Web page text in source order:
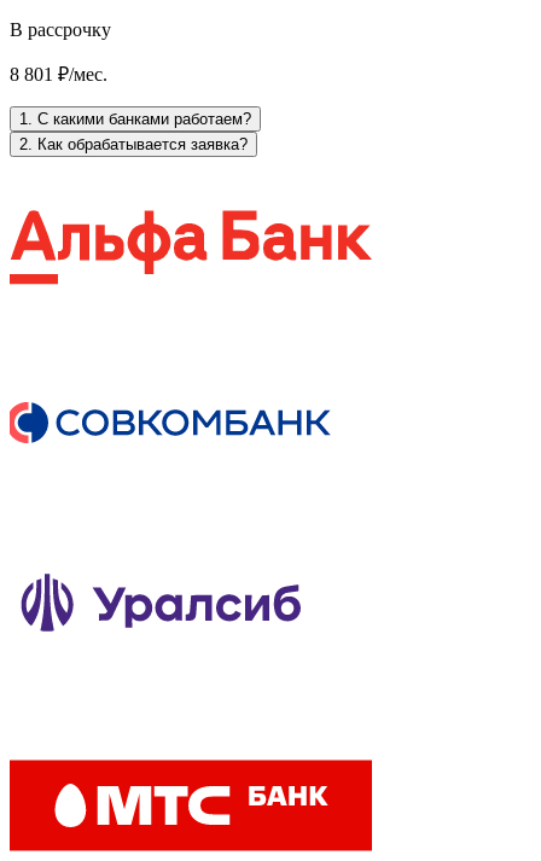
В рассрочку
8 801 ₽/мес.
1. С какими банками работаем?
2. Как обрабатывается заявка?